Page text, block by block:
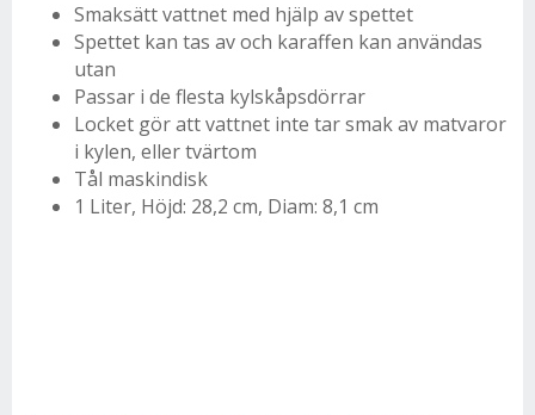
Smaksätt vattnet med hjälp av spettet
Spettet kan tas av och karaffen kan användas
utan
Passar i de flesta kylskåpsdörrar
Locket gör att vattnet inte tar smak av matvaror
i kylen, eller tvärtom
Tål maskindisk
1 Liter, Höjd: 28,2 cm, Diam: 8,1 cm